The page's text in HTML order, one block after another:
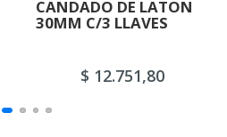
CANDADO DE LATON
30MM C/3 LLAVES
$ 12.751,80